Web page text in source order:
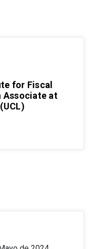
for Fiscal
Associate at